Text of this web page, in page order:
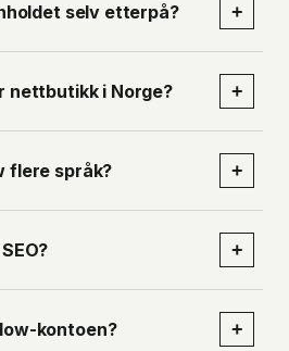
selv etterpå? +
nettbutikk i Norge? +
flere språk? +
+
kontoen? +